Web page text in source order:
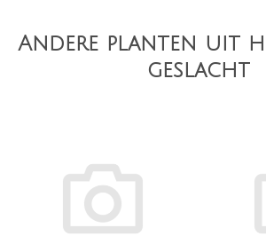
Andere planten uit
geslacht